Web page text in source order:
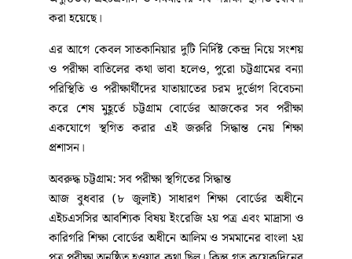
করা হয়েছে।
এর আগে কেবল সাতকানিয়ার দুটি নির্দিষ্ট কেন্দ্র নিয়ে সংশয়
ও পরীক্ষা বাতিলের কথা ভাবা হলেও, পুরো চট্টগ্রামের বন্যা
পরিস্থিতি ও পরীক্ষার্থীদের যাতায়াতের চরম দুর্ভোগ বিবেচনা
করে শেষ মুহূর্তে চট্টগ্রাম বোর্ডের আজকের সব পরীক্ষা
একযোগে স্থগিত করার এই জরুরি সিদ্ধান্ত নেয় শিক্ষা
প্রশাসন।
অবরুদ্ধ চট্টগ্রাম: সব পরীক্ষা স্থগিতের সিদ্ধান্ত
আজ বুধবার (৮ জুলাই) সাধারণ শিক্ষা বোর্ডের অধীনে
এইচএসসির আবশ্যিক বিষয় ইংরেজি ২য় পত্র এবং মাদ্রাসা ও
কারিগরি শিক্ষা বোর্ডের অধীনে আলিম ও সমমানের বাংলা ২য়